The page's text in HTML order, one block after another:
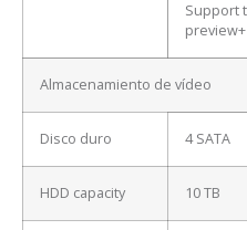
Support
Almacenamiento de vídeo
Disco duro 4 SATA
HDD capacity 10 TB